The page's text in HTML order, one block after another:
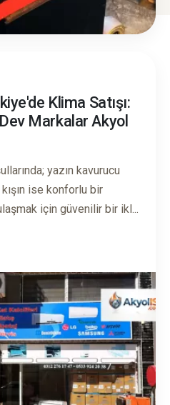
Klima Satışı:
Markalar Akyol
yazın kavurucu
ise konforlu bir
için güvenilir bir ikl...